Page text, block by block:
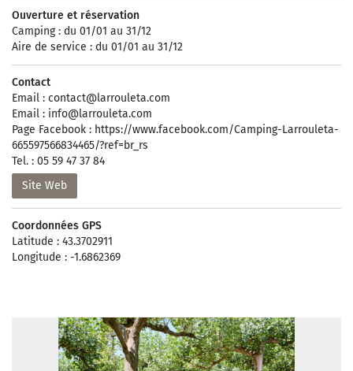
Ouverture et réservation
Camping : du 01/01 au 31/12
Aire de service : du 01/01 au 31/12
Contact
Email : contact@larrouleta.com
Email : info@larrouleta.com
Page Facebook : https://www.facebook.com/Camping-Larrouleta-
665597566834465/?ref=br_rs
Tel. : 05 59 47 37 84
Site Web
Coordonnées GPS
Latitude : 43.3702911
Longitude : -1.6862369